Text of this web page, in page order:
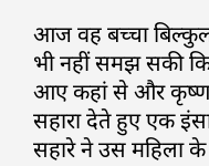
आज वह बच्चा
भी नहीं समझ सकी
आए कहां से और कृष्ण
सहारा देते हुए एक
सहारे ने उस महिला